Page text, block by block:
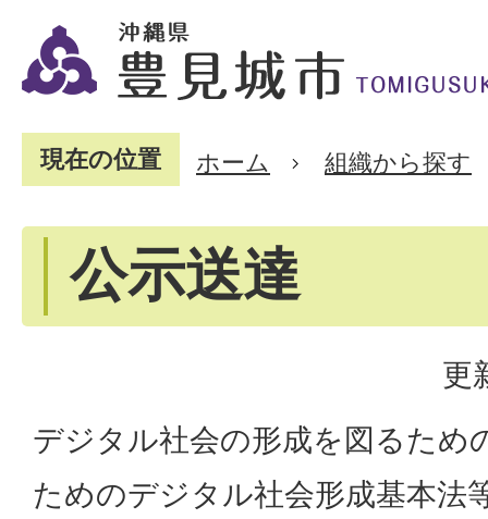
現在の位置 ホーム 組織から探す
公示送達
更
デジタル社会の形成を図るため
ためのデジタル社会形成基本法